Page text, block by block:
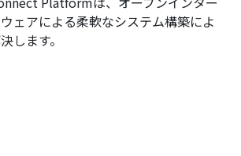
ェアによる柔軟なシステム構築によ
します。